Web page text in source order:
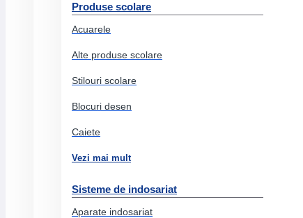
Produse scolare
Acuarele
Alte produse scolare
Stilouri scolare
Blocuri desen
Caiete
Vezi mai mult
Sisteme de indosariat
Aparate indosariat
Indigo
Cosuri birou
Decapsatoare
Tavite documente